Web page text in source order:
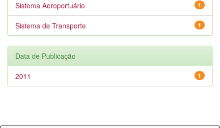
1
Sistema Aeroportuário
1
Sistema de Transporte
Data de Publicação
1
2011